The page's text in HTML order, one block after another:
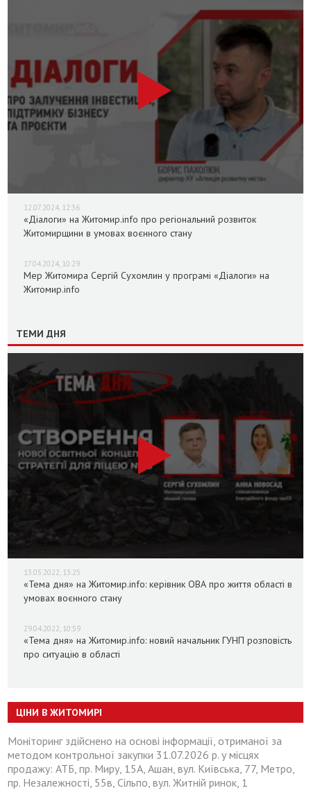
12.07.2024, 12:36
«Діалоги» на Житомир.info про регіональний розвиток
Житомирщини в умовах воєнного стану
17.04.2024, 10:29
Мер Житомира Сергій Сухомлин у програмі «Діалоги» на
Житомир.info
ТЕМИ ДНЯ
13.05.2022, 13:25
«Тема дня» на Житомир.info: керівник ОВА про життя області в
умовах воєнного стану
29.04.2022, 10:59
«Тема дня» на Житомир.info: новий начальник ГУНП розповість
про ситуацію в області
ЦІНИ В ЖИТОМИРІ
Моніторинг здійснено на основі інформації, отриманої за
методом контрольної закупки 31.07.2026 р. у місцях
продажу: АТБ, пр. Миру, 15А, Ашан, вул. Київська, 77, Метро,
пр. Незалежності, 55в, Сільпо, вул. Житній ринок, 1